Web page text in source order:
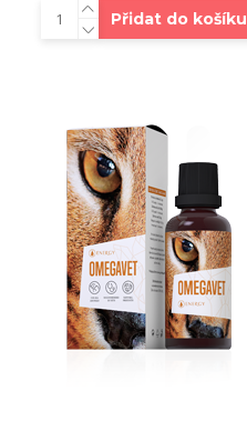
Přidat do košíku